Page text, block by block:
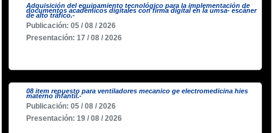
Adquisición del equipamiento tecnológico para la implementación de
documentos académicos digitales con firma digital en la umsa- escáner
de alto tráfico.-
Publicación: 05 / 08 / 2026
Presentación: 17 / 08 / 2026
08 item repuesto para ventiladores mecanico ge electromedicina hies
materno infantil.-
Publicación: 05 / 08 / 2026
Presentación: 19 / 08 / 2026